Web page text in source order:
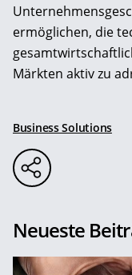
ermöglichen, die
Märkten aktiv zu
Business Solutions
Neueste